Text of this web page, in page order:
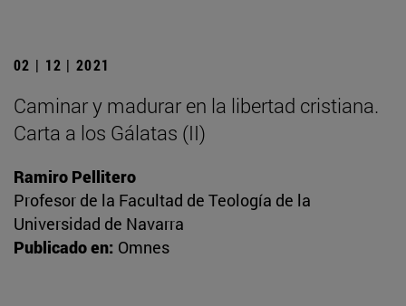
02 | 12 | 2021
Caminar y madurar en la libertad cristiana.
Carta a los Gálatas (II)
Ramiro Pellitero
Profesor de la Facultad de Teología de la
Universidad de Navarra
Publicado en: Omnes